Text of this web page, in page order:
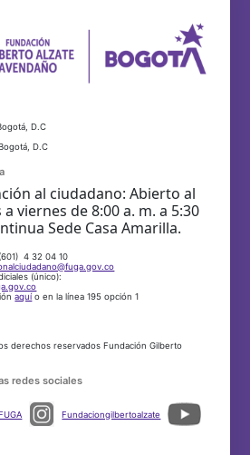
D.C
D.C
al ciudadano: Abierto al
viernes de 8:00 a. m. a 5:30
Sede Casa Amarilla.
4 32 04 10
(único):
aquío en la línea 195 opción 1
derechos reservados Fundación Gilberto
redes sociales
Fundaciongilbertoalzate